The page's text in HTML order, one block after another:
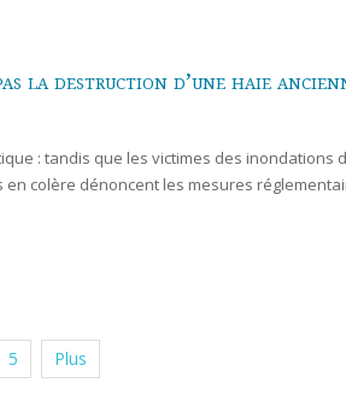
la destruction d’une haie
: tandis que les victimes des inondations
colère dénoncent les mesures
5 Plus